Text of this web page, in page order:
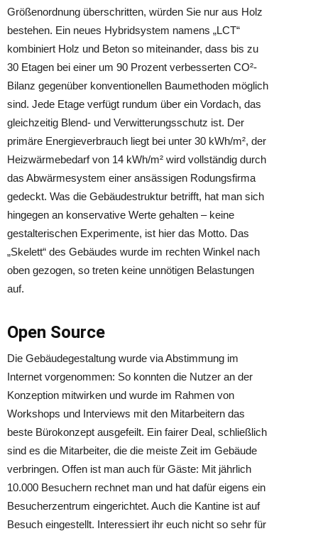
Größenordnung überschritten, würden Sie nur aus Holz
bestehen. Ein neues Hybridsystem namens „LCT“
kombiniert Holz und Beton so miteinander, dass bis zu
30 Etagen bei einer um 90 Prozent verbesserten CO²-
Bilanz gegenüber konventionellen Baumethoden möglich
sind. Jede Etage verfügt rundum über ein Vordach, das
gleichzeitig Blend- und Verwitterungsschutz ist. Der
primäre Energieverbrauch liegt bei unter 30 kWh/m², der
Heizwärmebedarf von 14 kWh/m² wird vollständig durch
das Abwärmesystem einer ansässigen Rodungsfirma
gedeckt. Was die Gebäudestruktur betrifft, hat man sich
hingegen an konservative Werte gehalten – keine
gestalterischen Experimente, ist hier das Motto. Das
„Skelett“ des Gebäudes wurde im rechten Winkel nach
oben gezogen, so treten keine unnötigen Belastungen
auf.
Open Source
Die Gebäudegestaltung wurde via Abstimmung im
Internet vorgenommen: So konnten die Nutzer an der
Konzeption mitwirken und wurde im Rahmen von
Workshops und Interviews mit den Mitarbeitern das
beste Bürokonzept ausgefeilt. Ein fairer Deal, schließlich
sind es die Mitarbeiter, die die meiste Zeit im Gebäude
verbringen. Offen ist man auch für Gäste: Mit jährlich
10.000 Besuchern rechnet man und hat dafür eigens ein
Besucherzentrum eingerichtet. Auch die Kantine ist auf
Besuch eingestellt. Interessiert ihr euch nicht so sehr für